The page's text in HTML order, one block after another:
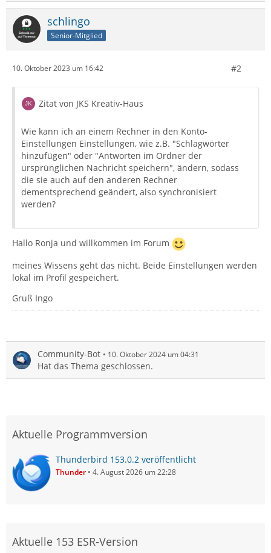
schlingo
Senior-Mitglied
10. Oktober 2023 um 16:42 #2
Zitat von JKS Kreativ-Haus
Wie kann ich an einem Rechner in den Konto-
Einstellungen Einstellungen, wie z.B. "Schlagwörter
hinzufügen" oder "Antworten im Ordner der
ursprünglichen Nachricht speichern", ändern, sodass
die sie auch auf den anderen Rechner
dementsprechend geändert, also synchronisiert
werden?
Hallo Ronja und willkommen im Forum
meines Wissens geht das nicht. Beide Einstellungen werden
lokal im Profil gespeichert.
Gruß Ingo
Community-Bot 10. Oktober 2024 um 04:31
Hat das Thema geschlossen.
Aktuelle Programmversion
Thunderbird 153.0.2 veröffentlicht
Thunder 4. August 2026 um 22:28
Aktuelle 153 ESR-Version